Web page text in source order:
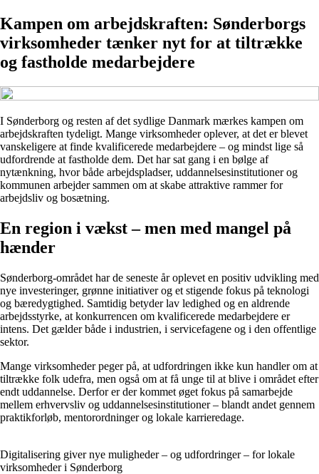
Kampen om arbejdskraften: Sønderborgs
virksomheder tænker nyt for at tiltrække
og fastholde medarbejdere
I Sønderborg og resten af det sydlige Danmark mærkes kampen om
arbejdskraften tydeligt. Mange virksomheder oplever, at det er blevet
vanskeligere at finde kvalificerede medarbejdere – og mindst lige så
udfordrende at fastholde dem. Det har sat gang i en bølge af
nytænkning, hvor både arbejdspladser, uddannelsesinstitutioner og
kommunen arbejder sammen om at skabe attraktive rammer for
arbejdsliv og bosætning.
En region i vækst – men med mangel på
hænder
Sønderborg-området har de seneste år oplevet en positiv udvikling med
nye investeringer, grønne initiativer og et stigende fokus på teknologi
og bæredygtighed. Samtidig betyder lav ledighed og en aldrende
arbejdsstyrke, at konkurrencen om kvalificerede medarbejdere er
intens. Det gælder både i industrien, i servicefagene og i den offentlige
sektor.
Mange virksomheder peger på, at udfordringen ikke kun handler om at
tiltrække folk udefra, men også om at få unge til at blive i området efter
endt uddannelse. Derfor er der kommet øget fokus på samarbejde
mellem erhvervsliv og uddannelsesinstitutioner – blandt andet gennem
praktikforløb, mentorordninger og lokale karrieredage.
Digitalisering giver nye muligheder – og udfordringer – for lokale
virksomheder i Sønderborg